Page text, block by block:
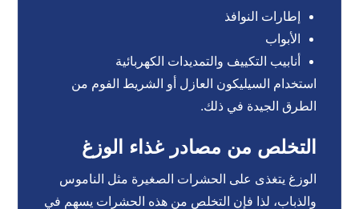
إطارات النوافذ
الأبواب
أنابيب التكييف والتمديدات الكهربائية
استخدام السيليكون العازل أو الشريط الفوم من
الطرق الجيدة في ذلك.
التخلص من مصادر غذاء الوزغ
الوزغ يتغذى على الحشرات الصغيرة مثل الناموس
والذباب، لذا فإن التخلص من هذه الحشرات يسهم في